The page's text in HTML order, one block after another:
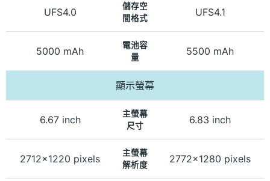
UFS4.0
儲存空
間格式
UFS4.1
5000 mAh
電池容
量
5500 mAh
顯示螢幕
6.67 inch
主螢幕
尺寸
6.83 inch
2712x1220 pixels
主螢幕
解析度
2772x1280 pixels